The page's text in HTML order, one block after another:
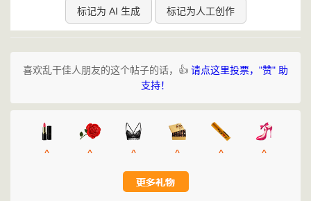
标记为 AI 生成 标记为人工创作
喜欢乱干佳人朋友的这个帖子的话，👍 请点这里投票，"赞" 助
支持！
^ ^ ^ ^ ^ ^